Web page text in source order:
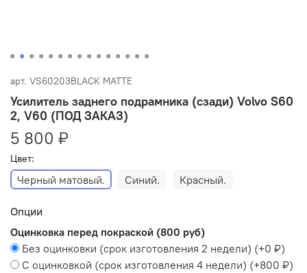
арт. VS60203BLACK MATTE
Усилитель заднего подрамника (сзади) Volvo S60
2, V60 (ПОД ЗАКАЗ)
5 800 ₽
Цвет:
Черный матовый. Синий. Красный.
Опции
Оцинковка перед покраской (800 руб)
Без оцинковки (срок изготовления 2 недели) (+0 ₽)
С оцинковкой (срок изготовления 4 недели) (+800 ₽)